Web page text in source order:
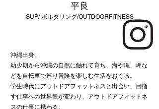
平良
SUP/ ボルダリング/OUTDOORFITNESS
沖縄出身。
幼少期から沖縄の自然に触れて育ち、海や滝、岬な
どを自転車で巡り冒険を楽しむ生活をおくる。
学生時代にアウトドアフィットネスと出会い、目指
す仕事への世界観が変わり、アウトドアフィットネ
スの仕事に携わる。